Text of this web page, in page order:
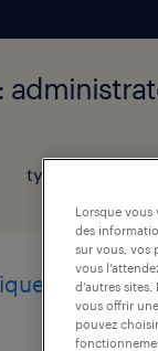
type de contrat
Lorsque vous
des
sur vous, vos
vous
d’autres
vous offrir
pouvez